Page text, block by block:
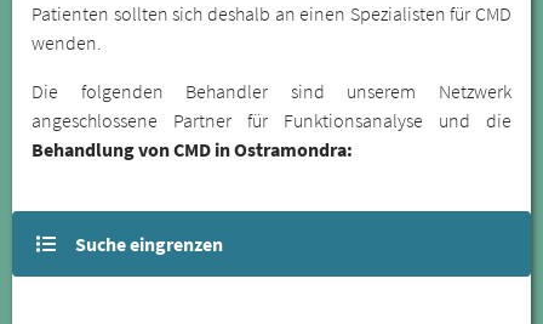
Patienten sollten sich deshalb an einen Spezialisten für CMD
wenden.
Die folgenden Behandler sind unserem Netzwerk
angeschlossene Partner für Funktionsanalyse und die
Behandlung von CMD in Ostramondra:
Suche eingrenzen